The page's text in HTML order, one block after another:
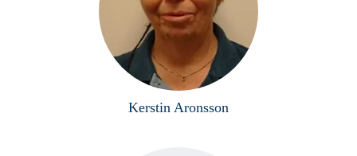
Kerstin Aronsson